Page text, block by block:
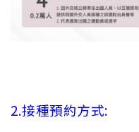
2.接種預約方式: